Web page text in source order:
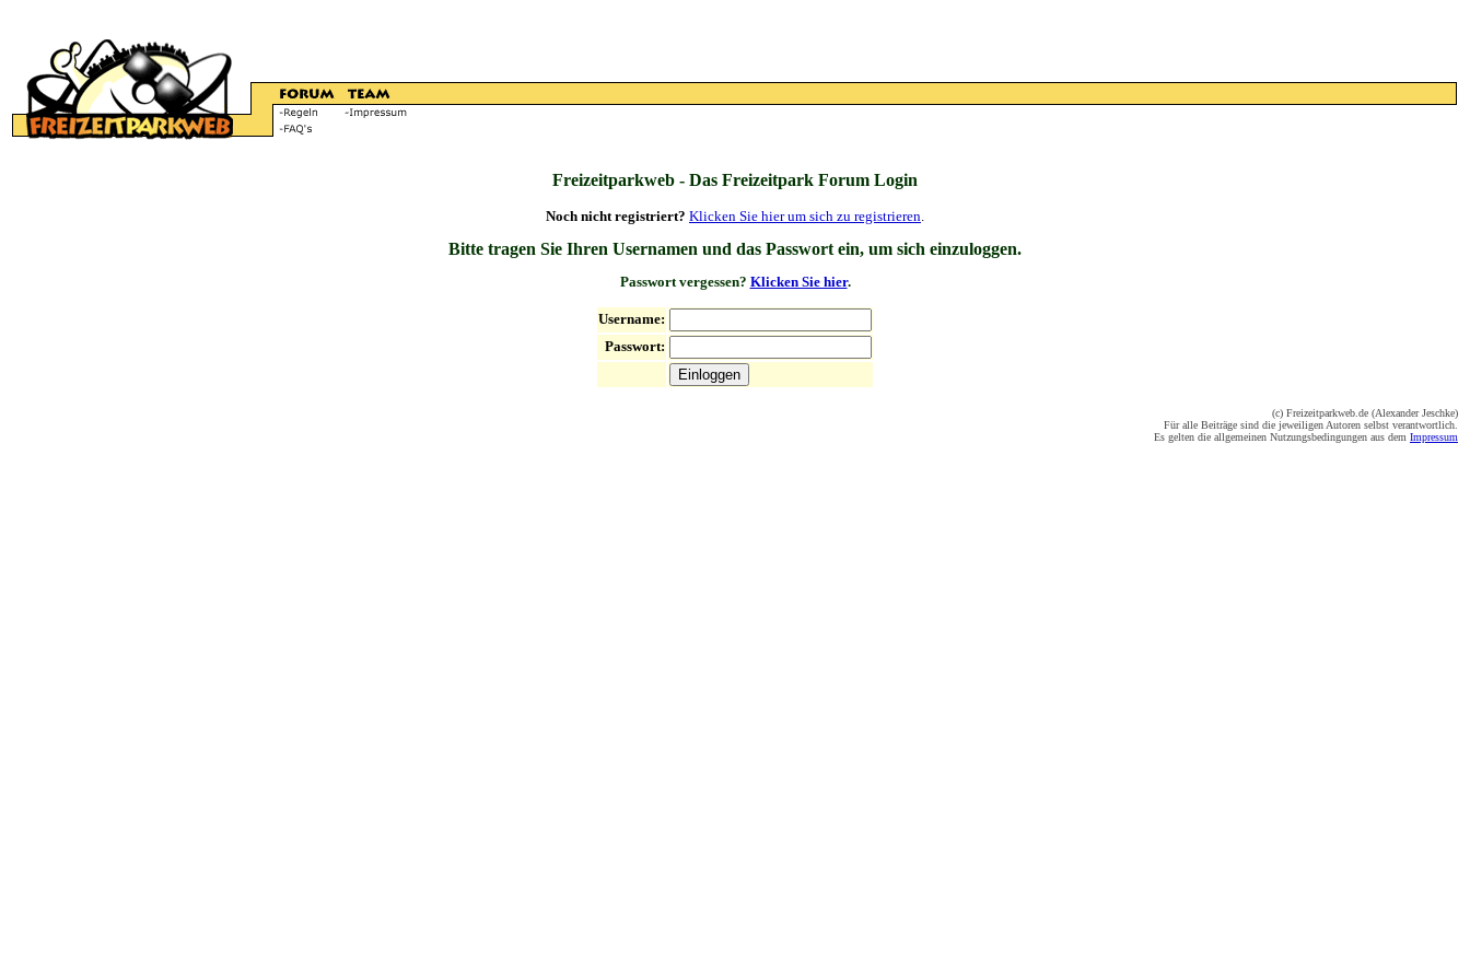
Freizeitparkweb - Das Freizeitpark Forum Login
Noch nicht registriert? Klicken Sie hier um sich zu registrieren.
Bitte tragen Sie Ihren Usernamen und das Passwort ein, um sich einzuloggen.
Passwort vergessen? Klicken Sie hier.
Username:
Passwort:
(c) Freizeitparkweb.de (Alexander Jeschke)
Für alle Beiträge sind die jeweiligen Autoren selbst verantwortlich.
Es gelten die allgemeinen Nutzungsbedingungen aus dem Impressum